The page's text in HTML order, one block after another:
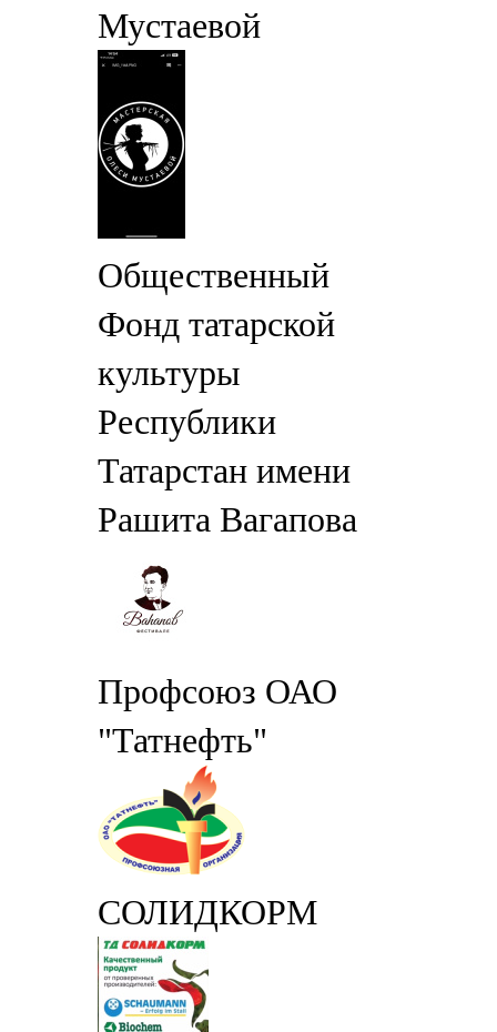
Мустаевой
Общественный
Фонд татарской
культуры
Республики
Татарстан имени
Рашита Вагапова
Профсоюз ОАО
"Татнефть"
СОЛИДКОРМ